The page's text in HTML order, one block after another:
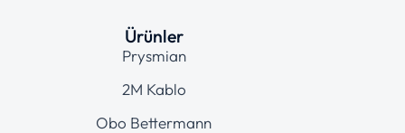
Ürünler
Prysmian
2M Kablo
Obo Bettermann